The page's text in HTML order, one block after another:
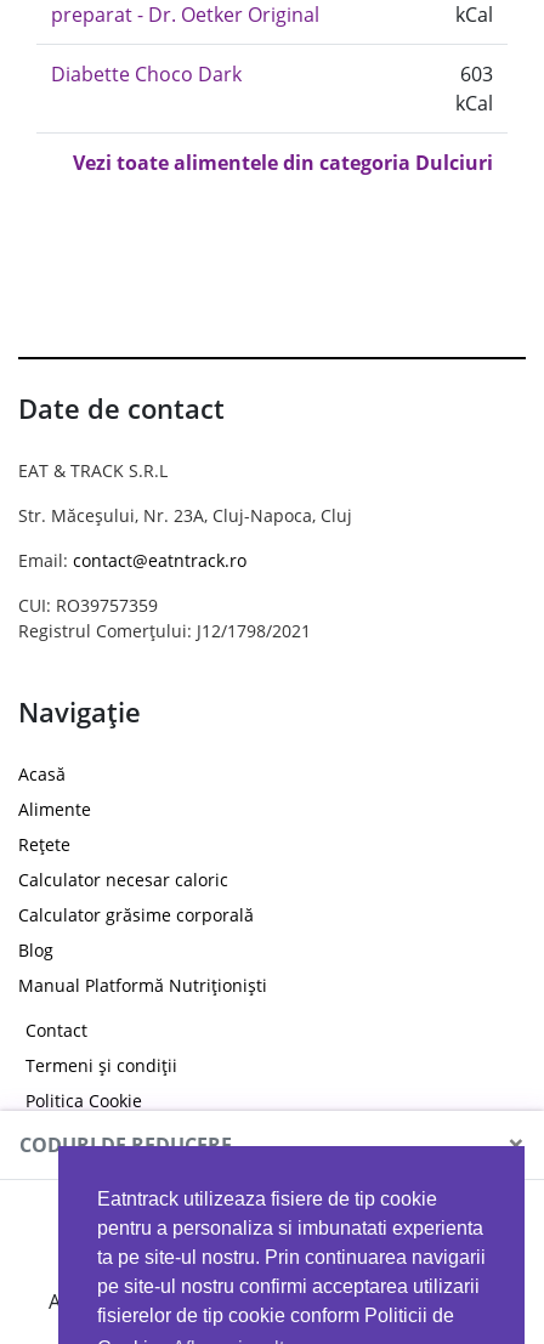
Eatntrack utilizeaza fisiere de tip cookie
pentru a personaliza si imbunatati experienta
ta pe site-ul nostru. Prin continuarea navigarii
pe site-ul nostru confirmi acceptarea utilizarii
fisierelor de tip cookie conform Politicii de
preparat - Dr. Oetker Original
kCal
Diabette Choco Dark
603
kCal
Vezi toate alimentele din categoria Dulciuri
Date de contact
EAT & TRACK S.R.L
Str. Măceșului, Nr. 23A, Cluj-Napoca, Cluj
Email: contact@eatntrack.ro
CUI: RO39757359
Registrul Comerțului: J12/1798/2021
Navigație
Acasă
Alimente
Rețete
Calculator necesar caloric
Calculator grăsime corporală
Blog
Manual Platformă Nutriționiști
Contact
Termeni și condiții
Politica Cookie
Politica de confidențialitate
CODURI DE REDUCERE ×
MYPROTEIN
Ai 40%reducere la orice comandă folosind codul
EATTRACK